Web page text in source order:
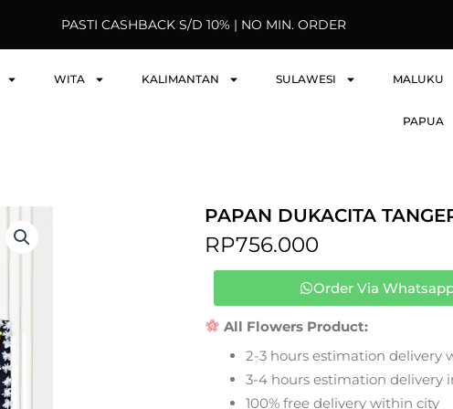
PASTI CASHBACK S/D 10% | NO MIN. ORDER
WITA KALIMANTAN SULAWESI MALUKU
PAPUA
PAPAN DUKACITA
RP756.000
Order Via
All Flowers Product:
2-3 hours estimation delivery
3-4 hours estimation delivery
100% free delivery within city